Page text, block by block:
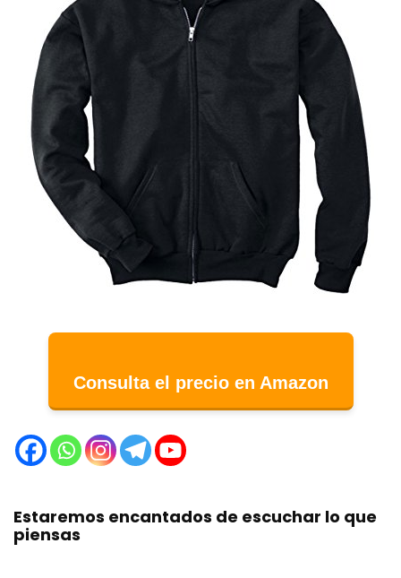
Consulta el precio en Amazon
Estaremos encantados de escuchar lo que
piensas